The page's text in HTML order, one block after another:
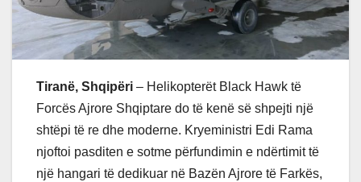
Tiranë, Shqipëri – Helikopterët Black Hawk të
Forcës Ajrore Shqiptare do të kenë së shpejti një
shtëpi të re dhe moderne. Kryeministri Edi Rama
njoftoi pasditen e sotme përfundimin e ndërtimit të
një hangari të dedikuar në Bazën Ajrore të Farkës,